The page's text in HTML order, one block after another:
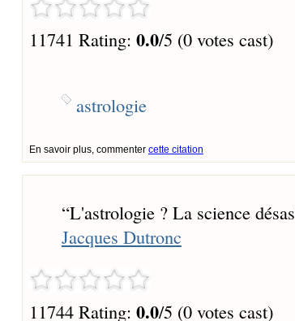
11741 Rating: 0.0/5 (0 votes cast)
astrologie
En savoir plus, commenter cette citation
“L'astrologie ? La science
Jacques Dutronc
11744 Rating: 0.0/5 (0 votes cast)